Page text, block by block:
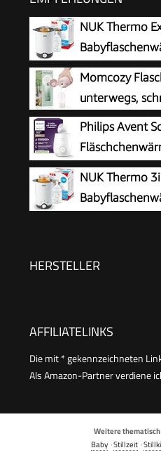
NUK Thermo
Erwärmen von
breiförmiger Nahrung in
automatische
Herausnehmen | EU-
Momcozy
unterwegs,
Philips Avent
Wasserbadtechnologie,
Abschaltung, Modell
NUK Thermo
zum einfachen
HERSTELLER
AFFILIATELINKS
Die mit * gekennzeichneten
Als Amazon-Partner verdiene
Weitere
Baby ·Stillzeit ·